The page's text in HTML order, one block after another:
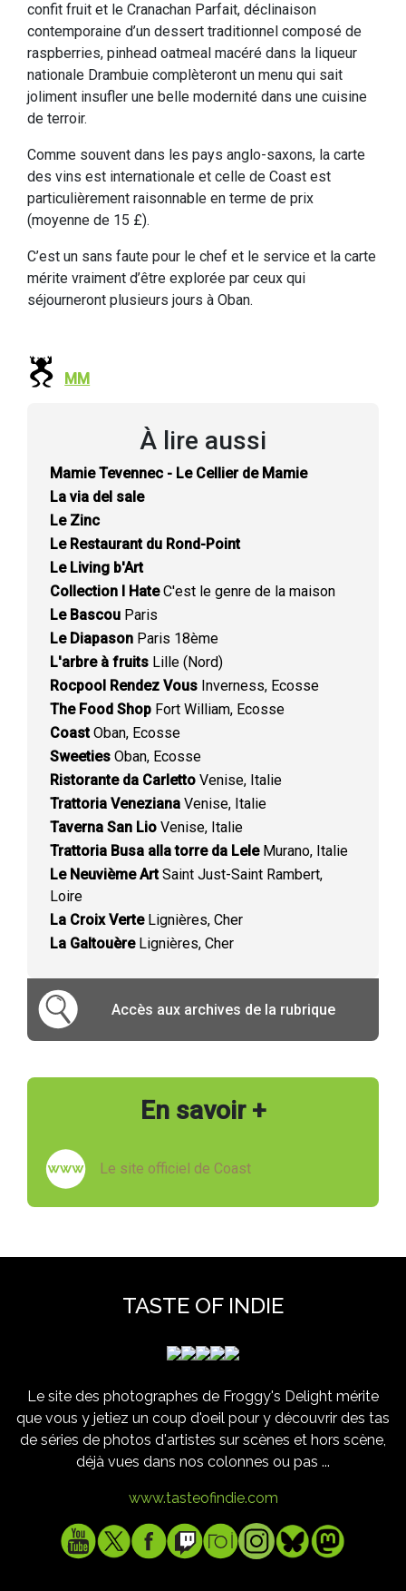
confit fruit et le Cranachan Parfait, déclinaison
contemporaine d’un dessert traditionnel composé de
raspberries, pinhead oatmeal macéré dans la liqueur
nationale Drambuie complèteront un menu qui sait
joliment insufler une belle modernité dans une cuisine
de terroir.
Comme souvent dans les pays anglo-saxons, la carte
des vins est internationale et celle de Coast est
particulièrement raisonnable en terme de prix
(moyenne de 15 £).
C’est un sans faute pour le chef et le service et la carte
mérite vraiment d’être explorée par ceux qui
séjourneront plusieurs jours à Oban.
MM
À lire aussi
Mamie Tevennec - Le Cellier de Mamie
La via del sale
Le Zinc
Le Restaurant du Rond-Point
Le Living b'Art
Collection I HateC'est le genre de la maison
Le Bascou Paris
Le Diapason Paris 18ème
L'arbre à fruits Lille (Nord)
Rocpool Rendez Vous Inverness, Ecosse
The Food Shop Fort William, Ecosse
CoastOban, Ecosse
Sweeties Oban, Ecosse
Ristorante da Carletto Venise, Italie
Trattoria Veneziana Venise, Italie
Taverna San Lio Venise, Italie
Trattoria Busa alla torre da LeleMurano, Italie
Le Neuvième ArtSaint Just-Saint Rambert,
Loire
La Croix VerteLignières, Cher
La GaltouèreLignières, Cher
Accès aux archives de la rubrique
En savoir +
Le site officiel de Coast
TASTE OF INDIE
Le site des photographes de Froggy's Delight mérite
que vous y jetiez un coup d'oeil pour y découvrir des tas
de séries de photos d'artistes sur scènes et hors scène,
déjà vues dans nos colonnes ou pas ...
www.tasteofindie.com